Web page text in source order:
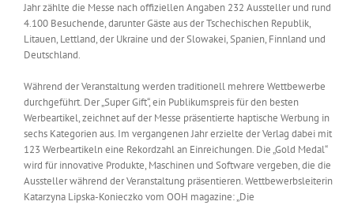
Jahr zählte die Messe nach offiziellen Angaben 232 Aussteller und rund
4.100 Besuchende, darunter Gäste aus der Tschechischen Republik,
Litauen, Lettland, der Ukraine und der Slowakei, Spanien, Finnland und
Deutschland.
Während der Veranstaltung werden traditionell mehrere Wettbewerbe
durchgeführt. Der „Super Gift“, ein Publikumspreis für den besten
Werbeartikel, zeichnet auf der Messe präsentierte haptische Werbung in
sechs Kategorien aus. Im vergangenen Jahr erzielte der Verlag dabei mit
123 Werbeartikeln eine Rekordzahl an Einreichungen. Die „Gold Medal“
wird für innovative Produkte, Maschinen und Software vergeben, die die
Aussteller während der Veranstaltung präsentieren. Wettbewerbsleiterin
Katarzyna Lipska-Konieczko vom OOH magazine: „Die